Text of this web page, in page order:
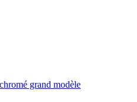
grand modèle